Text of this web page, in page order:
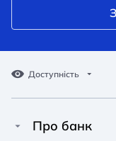
Доступність
Про банк